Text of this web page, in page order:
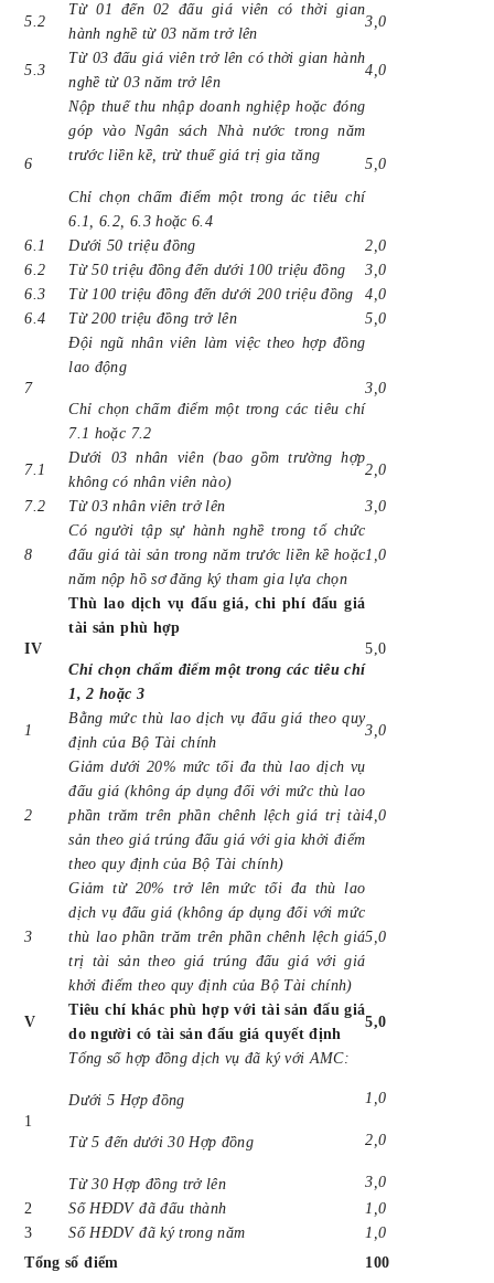
5.2
Từ 01 đến 02 đấu giá viên có thời gian
hành nghề từ 03 năm trở lên
3,0
5.3
Từ 03 đấu giá viên trở lên có thời gian hành
nghề từ 03 năm trở lên
4,0
6
Nộp thuế thu nhập doanh nghiệp hoặc đóng
góp vào Ngân sách Nhà nước trong năm
trước liền kề, trừ thuế giá trị gia tăng
Chỉ chọn chấm điểm một trong ác tiêu chí
6.1, 6.2, 6.3 hoặc 6.4
5,0
6.1 Dưới 50 triệu đồng
2,0
6.2
Từ 50 triệu đồng đến dưới 100 triệu đồng
3,0
6.3
Từ 100 triệu đồng đến dưới 200 triệu đồng
4,0
6.4
Từ 200 triệu đồng trở lên 5,0
7
Đội ngũ nhân viên làm việc theo hợp đồng
lao động
Chỉ chọn chấm điểm một trong các tiêu chí
7.1 hoặc 7.2
3,0
7.1
Dưới 03 nhân viên (bao gồm trường hợp
không có nhân viên nào)
2,0
7.2 Từ 03 nhân viên trở lên 3,0
8
Có người tập sự hành nghề trong tổ chức
đấu giá tài sản trong năm trước liền kề hoặc
năm nộp hồ sơ đăng ký tham gia lựa chọn
1,0
IV
Thù lao dịch vụ đấu giá, chi phí đấu giá
tài sản phù hợp
Chỉ chọn chấm điểm một trong các tiêu chí
1, 2 hoặc 3
5,0
1
Bằng mức thù lao dịch vụ đấu giá theo quy
định của Bộ Tài chính
3,0
2
Giảm dưới 20% mức tối đa thù lao dịch vụ
đấu giá (không áp dụng đối với mức thù lao
phần trăm trên phần chênh lệch giá trị tài
sản theo giá trúng đấu giá với gia khởi điểm
theo quy định của Bộ Tài chính)
4,0
3
Giảm từ 20% trở lên mức tối đa thù lao
dịch vụ đấu giá (không áp dụng đối với mức
thù lao phần trăm trên phần chênh lệch giá
trị tài sản theo giá trúng đấu giá với giá
khởi điểm theo quy định của Bộ Tài chính)
5,0
V
Tiêu chí khác phù hợp với tài sản đấu giá
do người có tài sản đấu giá quyết định
5,0
1
Tổng số hợp đồng dịch vụ đã ký với AMC:
Dưới5 Hợp đồng
Từ5 đến dưới 30 Hợp đồng
Từ 30 Hợp đồng trở lên
1,0
2,0
3,0
2
Số HĐDV đã đấu thành
1,0
3
Số HĐDV đã ký trong năm
1,0
Tổng số điểm
100